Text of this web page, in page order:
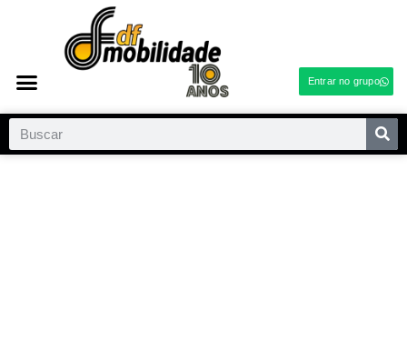
Entrar no grupo